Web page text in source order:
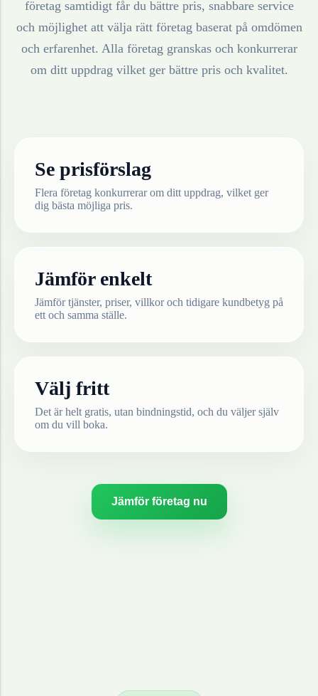
företag samtidigt får du bättre pris, snabbare service
och möjlighet att välja rätt företag baserat på omdömen
och erfarenhet. Alla företag granskas och konkurrerar
om ditt uppdrag vilket ger bättre pris och kvalitet.
Se prisförslag
Flera företag konkurrerar om ditt uppdrag, vilket ger
dig bästa möjliga pris.
Jämför enkelt
Jämför tjänster, priser, villkor och tidigare kundbetyg på
ett och samma ställe.
Välj fritt
Det är helt gratis, utan bindningstid, och du väljer själv
om du vill boka.
Jämför företag nu